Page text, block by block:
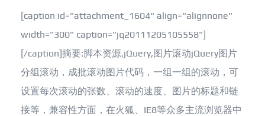
[caption id="attachment_1604" align="alignnone"
width="300" caption="jq20111205105558"]
[/caption]摘要:脚本资源,jQuery,图片滚动jQuery图片
分组滚动，成批滚动图片代码，一组一组的滚动，可
设置每次滚动的张数、滚动的速度、图片的标题和链
接等，兼容性方面，在火狐、IE8等众多主流浏览器中